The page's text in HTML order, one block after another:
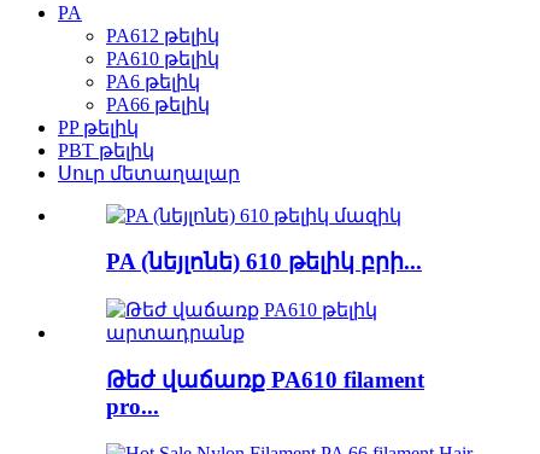
PA
PA612 թելիկ
PA610 թելիկ
PA6 թելիկ
PA66 թելիկ
PP թելիկ
PBT թելիկ
Սուր մետաղալար
PA (նեյլոնե) 610 թելիկ բրի...
Թեժ վաճառք PA610 filament
pro...